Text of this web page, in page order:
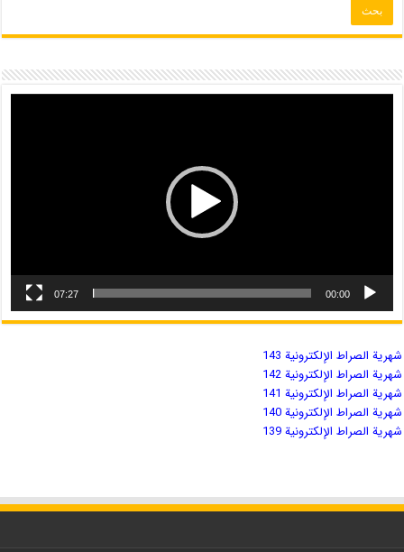
00:00
07:27
شهریة الصراط الإلكترونية 143
شهریة الصراط الإلكترونية 142
شهریة الصراط الإلكترونية 141
شهریة الصراط الإلكترونية 140
شهریة الصراط الإلكترونية 139